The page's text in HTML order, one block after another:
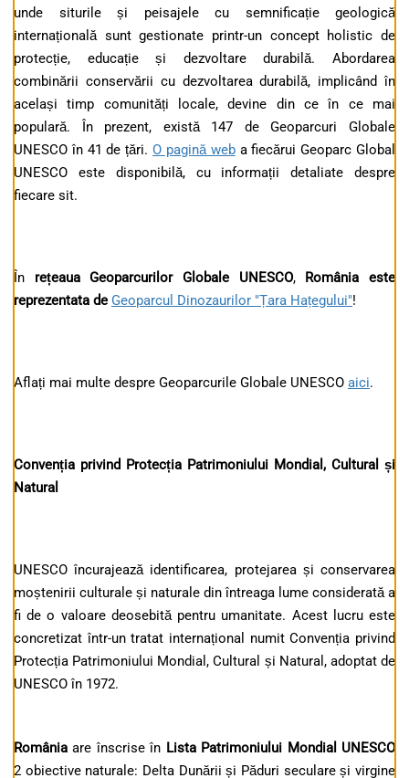
unde siturile și peisajele cu semnificație geologică
internațională sunt gestionate printr-un concept holistic de
protecție, educație și dezvoltare durabilă. Abordarea
combinării conservării cu dezvoltarea durabilă, implicând în
același timp comunități locale, devine din ce în ce mai
populară. În prezent, există 147 de Geoparcuri Globale
UNESCO în 41 de țări.O pagină weba fiecărui Geoparc Global
UNESCO este disponibilă, cu informații detaliate despre
fiecare sit.
În rețeaua Geoparcurilor Globale UNESCO, România este
reprezentata de Geoparcul Dinozaurilor "Țara Hațegului"!
Aflați mai multe despre Geoparcurile Globale UNESCO aici.
Convenția privind Protecția Patrimoniului Mondial, Cultural și
Natural
UNESCO încurajează identificarea, protejarea și conservarea
moștenirii culturale și naturale din întreaga lume considerată a
fi de o valoare deosebită pentru umanitate. Acest lucru este
concretizat într-un tratat internațional numit Convenția privind
Protecția Patrimoniului Mondial, Cultural și Natural, adoptat de
UNESCO în 1972.
Româniaare înscrise în Lista Patrimoniului Mondial UNESCO
2 obiective naturale: Delta Dunării și Păduri seculare și virgine